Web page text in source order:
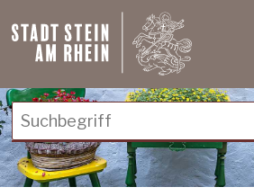
Navigieren in
Schnellnavigation
Suchbegriff